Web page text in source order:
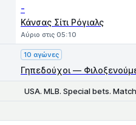
-
Κάνσας Σίτι Ρόγιαλς
Αύριο στις 05:10
10 αγώνες
Γηπεδούχοι —
USA. MLB. Special bets.